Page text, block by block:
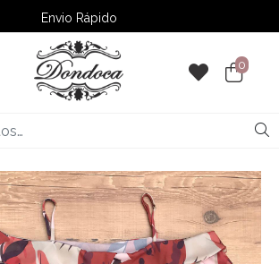
Envio Rápido
➚ Ofertas– Até 60% OFF
0